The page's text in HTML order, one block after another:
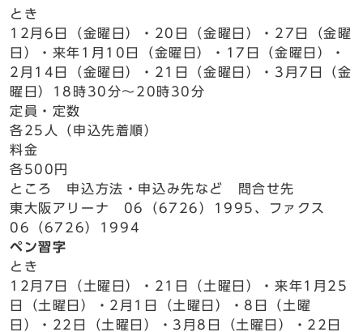
とき
12月6日（金曜日）・20日（金曜日）・27日（金曜
日）・来年1月10日（金曜日）・17日（金曜日）・
2月14日（金曜日）・21日（金曜日）・3月7日（金
曜日）18時30分～20時30分
定員・定数
各25人（申込先着順）
料金
各500円
ところ 申込方法・申込み先など 問合せ先
東大阪アリーナ 06（6726）1995、ファクス
06（6726）1994
ペン習字
とき
12月7日（土曜日）・21日（土曜日）・来年1月25
日（土曜日）・2月1日（土曜日）・8日（土曜
日）・22日（土曜日）・3月8日（土曜日）・22日